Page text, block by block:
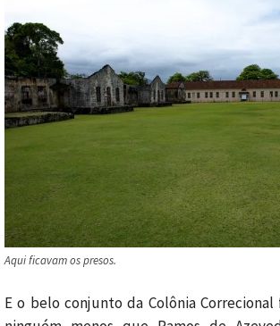
Aqui ficavam os presos.
E o belo conjunto da Colônia